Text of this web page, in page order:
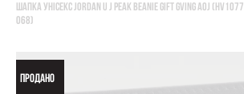
ШАПКА УНІСЕКС JORDAN U J PEAK BEANIE GIFT GVING AOJ
068)
ПРОДАНО